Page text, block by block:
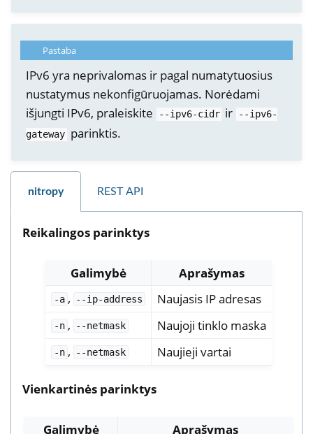
Pastaba
IPv6 yra neprivalomas ir pagal numatytuosius
nustatymus nekonfigūruojamas. Norėdami
išjungti IPv6, praleiskite
--ipv6-cidr ir
--ipv6-
gateway parinktis.
nitropy REST API
Reikalingos parinktys
Galimybė Aprašymas
-a , --ip-address Naujasis IP adresas
-n , --netmask Naujoji tinklo maska
-n , --netmask Naujieji vartai
Vienkartinės parinktys
Galimybė Aprašymas